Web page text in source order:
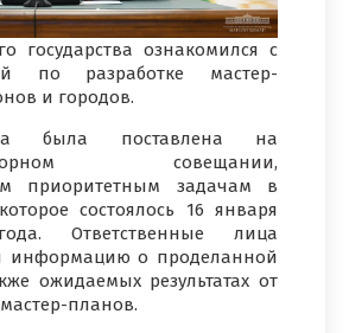
государства ознакомился с
по разработке мастер-
и городов.
была поставлена на
совещании,
приоритетным задачам в
состоялось 16 января
Ответственные лица
информацию о проделанной
ожидаемых результатах от
планов.